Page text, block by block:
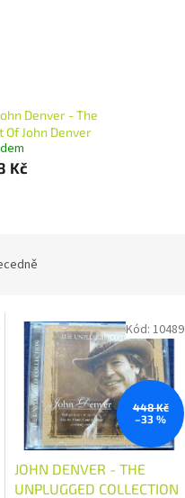
Denver - The
Of John Denver
Kč
448 Kč
–33 %
JOHN DENVER - THE
UNPLUGGED COLLECTION
Kód:10489